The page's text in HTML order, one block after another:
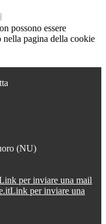
possono essere
pagina della cookie
(NU)
per inviare una mail
Link per inviare una